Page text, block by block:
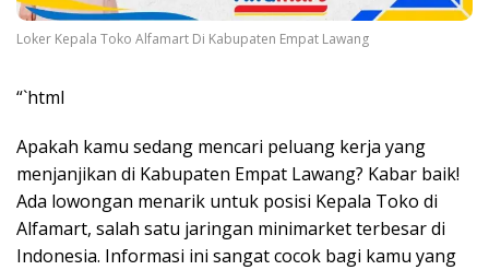
Loker Kepala Toko Alfamart Di Kabupaten Empat Lawang
“`html
Apakah kamu sedang mencari peluang kerja yang
menjanjikan di Kabupaten Empat Lawang? Kabar baik!
Ada lowongan menarik untuk posisi Kepala Toko di
Alfamart, salah satu jaringan minimarket terbesar di
Indonesia. Informasi ini sangat cocok bagi kamu yang